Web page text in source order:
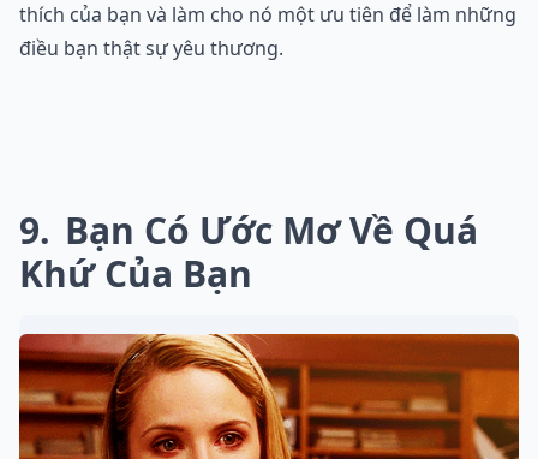
thích của bạn và làm cho nó một ưu tiên để làm những
điều bạn thật sự yêu thương.
9 Bạn Có Ước Mơ Về Quá
Khứ Của Bạn